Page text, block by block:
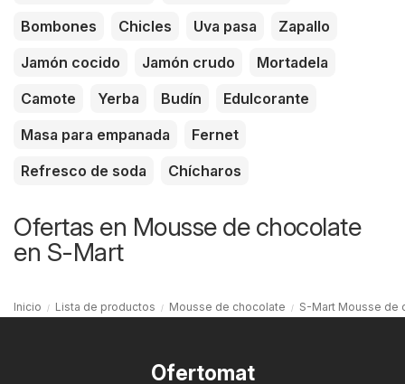
Bombones
Chicles Uva pasa
Zapallo
Jamón cocido
Jamón crudo
Mortadela
Camote
Yerba Budín
Edulcorante
Masa para empanada
Fernet
Refresco de soda
Chícharos
Ofertas en Mousse de chocolate
en S-Mart
Inicio Lista de productos Mousse de chocolate S-Mart Mousse de
Ofertomat